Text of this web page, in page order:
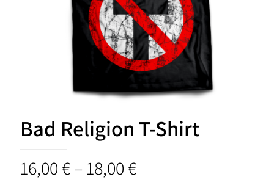
Bad Religion T-Shirt
16,00€–18,00€